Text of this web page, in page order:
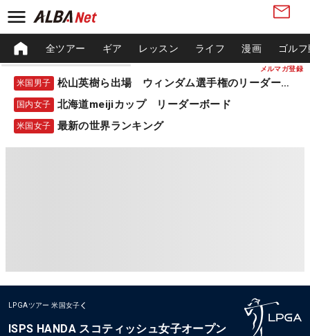
メルマガ登録
全ツアー ギア レッスン ライフ 漫画 ゴル
米国男子 松山英樹ら出場 ウィンダム選手権のリーダーボード
国内女子 北海道meijiカップ リーダーボード
米国女子 最新の世界ランキング
LPGAツアー 米国女子
ISPS HANDA スコティッシュ女子オープン